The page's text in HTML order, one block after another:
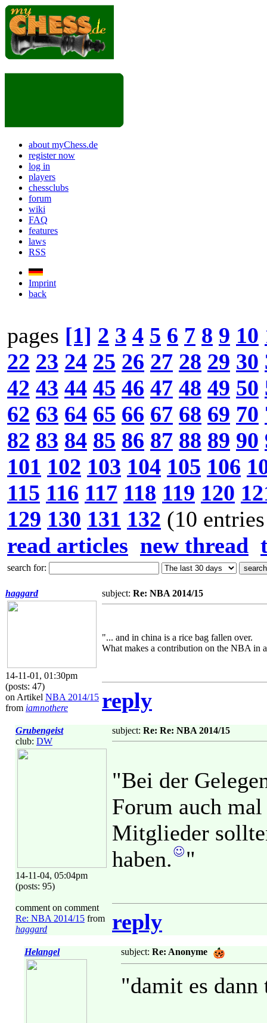
about myChess.de
register now
log in
players
chessclubs
forum
wiki
FAQ
features
laws
RSS
Imprint
back
pages [1] 2 3 4 5 6 7 8 9 10
22 23 24 25 26 27 28 29 30
42 43 44 45 46 47 48 49 50
62 63 64 65 66 67 68 69 70
82 83 84 85 86 87 88 89 90
101 102 103 104 105 106
115 116 117 118 119 120
129 130 131 132 (10
read articles new thread
search for:
haggard
14-11-01, 01:30pm
(posts: 47)
on Artikel NBA 2014/15
from iamnothere
subject: Re: NBA 2014/15
"... and in china is a rice bag fallen over.
What makes a contribution on the NBA in
reply
Grubengeist
club: DW
14-11-04, 05:04pm
(posts: 95)
comment on comment
Re: NBA 2014/15 from
haggard
subject: Re: Re: NBA 2014/15
"Bei der
Forum auch
Mitglieder
haben.
"
reply
Helangel subject: Re: Anonyme
"damit es